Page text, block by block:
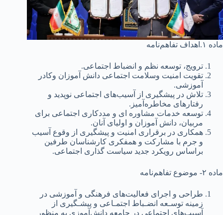
ماده ۱.اهداف تفاهم‌نامه‌
ترویج، توسعه نظم و انضباط اجتماعی.
تقویت امنیت وسلامت اجتماعی دانش آموزان وکادر
آموزشی.
تلاش در پیشگیری از آسیب‌های اجتماعی نوپدید و
رفتارهای مخاطره‌آمیز.
توسعه خدمات مشاوره ای و مددکاری اجتماعی برای
مربیان، دانش آموزان و اولیای آنان.
همکاری در برقراری امنیت و پیشگیری از وقوع آسیب
و جرم با مشارکت و همفکری کارشناسان طرفین
براساس رویکرد جدید سیاست گذاری اجتماعی.
ماده ۲- موضوع تفاهم‌نامه‌
طراحی‌ و اجرای‌ فعالیت‌های‌ فرهنگی‌ و آموزشی‌ در
زمینه‌ توسـعه‌ انضـباط اجتمـاعی‌ و پیشـگیری‌ از
آسیب‌های‌ اجتماعی‌ در جامعه‌ دانش‌آموزی‌ به‌ منظور